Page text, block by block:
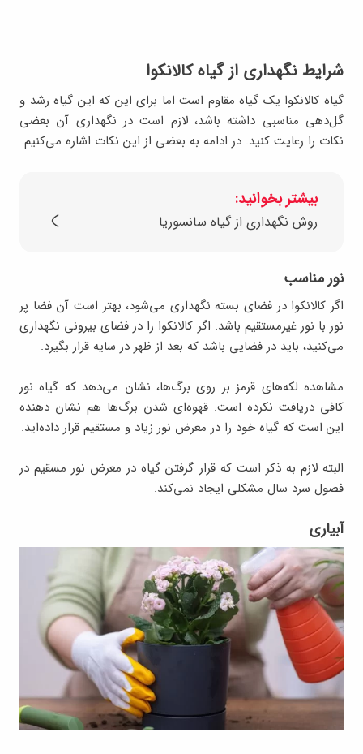
شرایط نگهداری از گیاه کالانکوا
گیاه کالانکوا یک گیاه مقاوم است اما برای این که این گیاه رشد و
گل‌دهی مناسبی داشته باشد، لازم است در نگهداری آن بعضی
نکات را رعایت کنید. در ادامه به بعضی از این نکات اشاره می‌کنیم.
بیشتر بخوانید:
روش نگهداری از گیاه سانسوریا
نور مناسب
اگر کالانکوا در فضای بسته نگهداری می‌شود، بهتر است آن فضا پر
نور با نور غیرمستقیم باشد. اگر کالانکوا را در فضای بیرونی نگهداری
می‌کنید، باید در فضایی باشد که بعد از ظهر در سایه قرار بگیرد.
مشاهده لکه‌های قرمز بر روی برگ‌ها، نشان می‌دهد که گیاه نور
کافی دریافت نکرده است. قهوه‌ای شدن برگ‌ها هم نشان دهنده
این است که گیاه خود را در معرض نور زیاد و مستقیم قرار داده‌اید.
البته لازم به ذکر است که قرار گرفتن گیاه در معرض نور مسقیم در
فصول سرد سال مشکلی ایجاد نمی‌کند.
آبیاری